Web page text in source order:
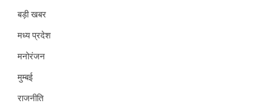
बड़ी खबर
मध्य प्रदेश
मनोरंजन
मुम्बई
राजनीति